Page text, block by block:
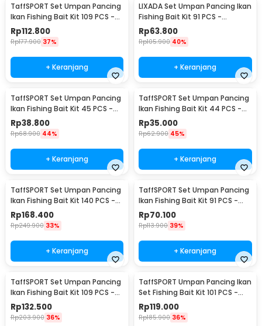
TaffSPORT Set Umpan Pancing
Ikan Fishing Bait Kit 109 PCS -
DWS250-A
Rp112.800
Rp177.900 37%
+ Keranjang
LIXADA Set Umpan Pancing Ikan
Fishing Bait Kit 91 PCS -
DWS250-B
Rp63.800
Rp105.900 40%
+ Keranjang
TaffSPORT Set Umpan Pancing
Ikan Fishing Bait Kit 45 PCS -
DWS250-C
Rp38.800
Rp68.900 44%
+ Keranjang
TaffSPORT Set Umpan Pancing
Ikan Fishing Bait Kit 44 PCS -
DWS250-D
Rp35.000
Rp62.900 45%
+ Keranjang
TaffSPORT Set Umpan Pancing
Ikan Fishing Bait Kit 140 PCS -
DWS250-E
Rp168.400
Rp249.900 33%
+ Keranjang
TaffSPORT Set Umpan Pancing
Ikan Fishing Bait Kit 91 PCS -
DWS250-F
Rp70.100
Rp113.900 39%
+ Keranjang
TaffSPORT Set Umpan Pancing
Ikan Fishing Bait Kit 109 PCS -
DWS250-G
Rp132.500
Rp203.900 36%
TaffSPORT Umpan Pancing Ikan
Set Fishing Bait Kit 101 PCS -
DWS250-H
Rp119.000
Rp185.900 36%